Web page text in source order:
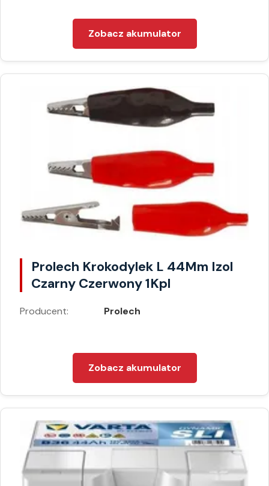
Zobacz akumulator
Prolech Krokodylek L 44Mm Izol
Czarny Czerwony 1Kpl
Producent: Prolech
Zobacz akumulator